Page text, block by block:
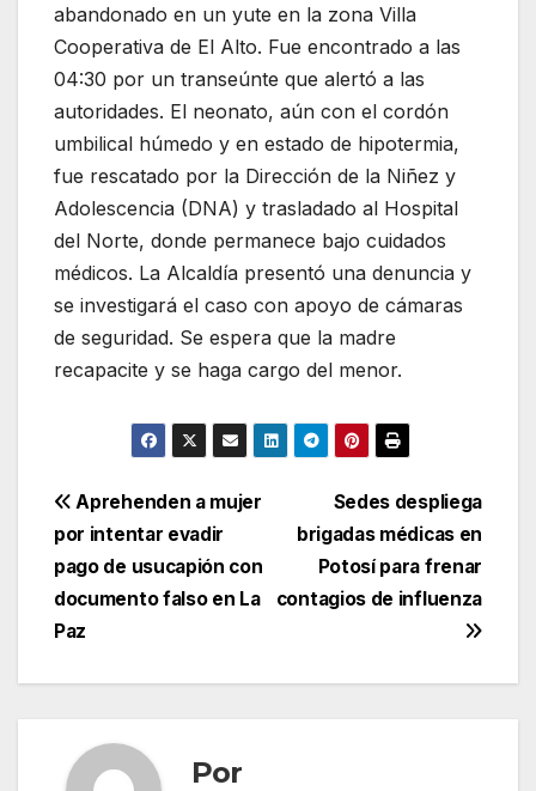
abandonado en un yute en la zona Villa
Cooperativa de El Alto. Fue encontrado a las
04:30 por un transeúnte que alertó a las
autoridades. El neonato, aún con el cordón
umbilical húmedo y en estado de hipotermia,
fue rescatado por la Dirección de la Niñez y
Adolescencia (DNA) y trasladado al Hospital
del Norte, donde permanece bajo cuidados
médicos. La Alcaldía presentó una denuncia y
se investigará el caso con apoyo de cámaras
de seguridad. Se espera que la madre
recapacite y se haga cargo del menor.
Navegación
de
entradas
Sedes despliega
brigadas médicas en
Potosí para frenar
contagios de influenza
Aprehenden a mujer
por intentar evadir
pago de usucapión con
documento falso en La
Paz
Por